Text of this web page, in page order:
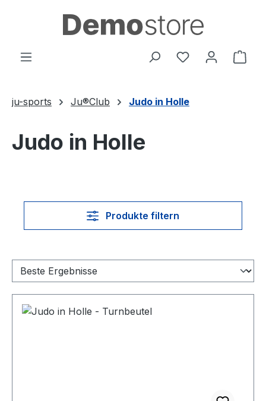
Zum Hauptinhalt springen
Du hast 0
ju-sports Ju®Club Judo in Holle
Judo in Holle
Produkte filtern